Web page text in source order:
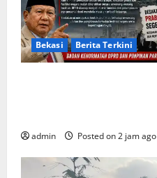
Bekasi Berita Terkini
admin Posted on 2 jam ago